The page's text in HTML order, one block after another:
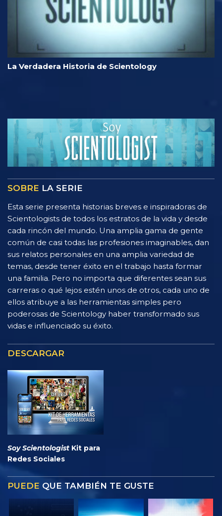
La Verdadera Historia de Scientology
SOBRE LA SERIE
Esta serie presenta historias breves e inspiradoras de
Scientologists de todos los estratos de la vida y desde
cada rincón del mundo. Una amplia gama de gente
común de casi todas las profesiones imaginables, dan
sus relatos personales en una amplia variedad de
temas, desde tener éxito en el trabajo hasta formar
una familia. Pero no importa que diferentes sean sus
carreras o qué lejos estén unos de otros, cada uno de
ellos atribuye a las herramientas simples pero
poderosas de Scientology haber transformado sus
vidas e influenciado su éxito.
DESCARGAR
Soy Scientologist Kit para
Redes Sociales
PUEDE QUE TAMBIÉN TE GUSTE